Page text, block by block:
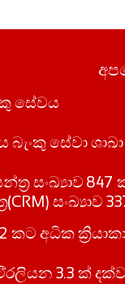
සේවය
බැංකු සේවා ශාඛා
සංඛ්‍යාව
සංඛ්‍යාව
කට අධික
3.3 ක්